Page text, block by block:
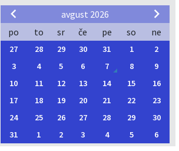
avgust 2026
po
to sr če pe so ne
27 28 29 30 31 1
2
3
4 5 6 7 8
9
10
11 12 13 14 15
16
17
18 19 20 21 22
23
24
25 26 27 28 29
30
31
1 2 3 4 5 6